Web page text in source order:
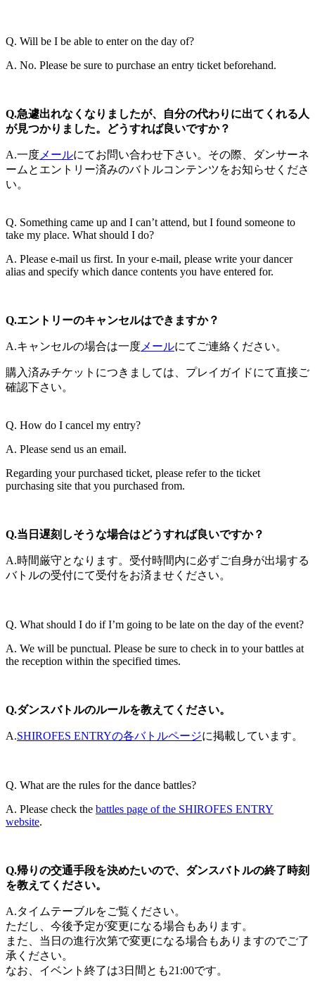
Q. Will be I be able to enter on the day of?
A. No. Please be sure to purchase an entry ticket beforehand.
Q.急遽出れなくなりましたが、自分の代わりに出てくれる人
が見つかりました。どうすれば良いですか？
A.一度 メールにてお問い合わせ下さい。その際、ダンサーネ
ームとエントリー済みのバトルコンテンツをお知らせくださ
い。
Q. Something came up and I can’t attend, but I found someone to
take my place. What should I do?
A. Please e-mail us first. In your e-mail, please write your dancer
alias and specify which dance contents you have entered for.
Q.エントリーのキャンセルはできますか？
A.キャンセルの場合は一度 メールにてご連絡ください。
購入済みチケットにつきましては、プレイガイドにて直接ご
確認下さい。
Q. How do I cancel my entry?
A. Please send us an email.
Regarding your purchased ticket, please refer to the ticket
purchasing site that you purchased from.
Q.当日遅刻しそうな場合はどうすれば良いですか？
A.時間厳守となります。受付時間内に必ずご自身が出場する
バトルの受付にて受付をお済ませください。
Q. What should I do if I’m going to be late on the day of the event?
A. We will be punctual. Please be sure to check in to your battles at
the reception within the specified times.
Q.ダンスバトルのルールを教えてください。
A.SHIROFES ENTRYの各バトルページに掲載しています。
Q. What are the rules for the dance battles?
A. Please check the battles page of the SHIROFES ENTRY
website.
Q.帰りの交通手段を決めたいので、ダンスバトルの終了時刻
を教えてください。
A.タイムテーブルをご覧ください。
ただし、今後予定が変更になる場合もあります。
また、当日の進行次第で変更になる場合もありますのでご了
承ください。
なお、イベント終了は3日間とも21:00です。